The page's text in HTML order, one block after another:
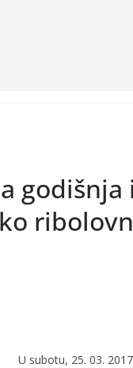
godišnja
U subotu, 25. 03.